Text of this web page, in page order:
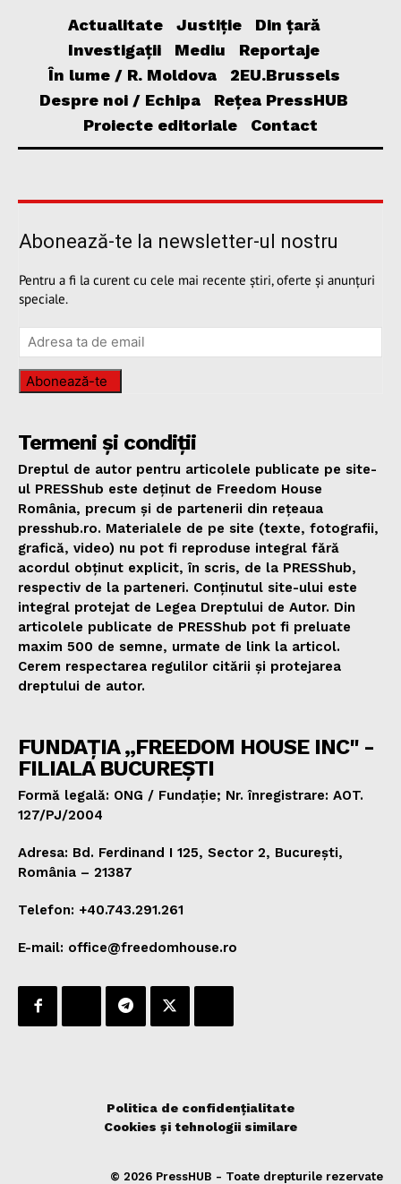
Actualitate Justiție
Din țară
Investigații
Mediu
Reportaje
În lume / R. Moldova
2EU.Brussels
Despre noi / Echipa
Rețea PressHUB
Proiecte editoriale
Contact
Abonează-te la newsletter-ul nostru
Pentru a fi la curent cu cele mai recente știri, oferte și anunțuri
speciale.
Abonează-te
Termeni și condiții
Dreptul de autor pentru articolele publicate pe site-
ul PRESShub este deținut de Freedom House
România, precum și de partenerii din rețeaua
presshub.ro. Materialele de pe site (texte, fotografii,
grafică, video) nu pot fi reproduse integral fără
acordul obținut explicit, în scris, de la PRESShub,
respectiv de la parteneri. Conținutul site-ului este
integral protejat de Legea Dreptului de Autor. Din
articolele publicate de PRESShub pot fi preluate
maxim 500 de semne, urmate de link la articol.
Cerem respectarea regulilor citării și protejarea
dreptului de autor.
FUNDAȚIA „FREEDOM HOUSE INC" -
FILIALA BUCUREȘTI
Formă legală: ONG / Fundație; Nr. înregistrare: AOT.
127/PJ/2004
Adresa: Bd. Ferdinand I 125, Sector 2, București,
România – 21387
Telefon: +40.743.291.261
E-mail: office@freedomhouse.ro
Politica de confidențialitate
Cookies și tehnologii similare
© 2026 PressHUB - Toate drepturile rezervate